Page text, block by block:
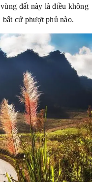
đất này là điều không
bất cứ phượt phủ nào.